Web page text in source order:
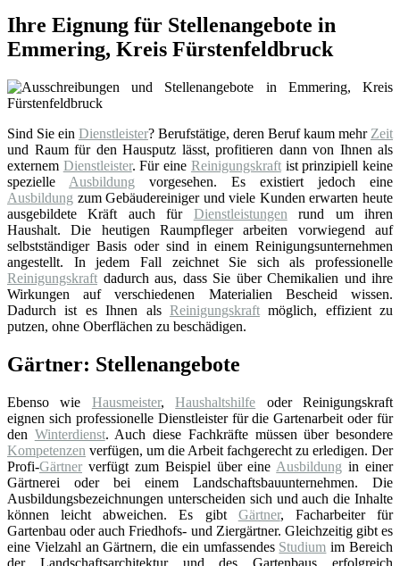
Ihre Eignung für Stellenangebote in
Emmering, Kreis Fürstenfeldbruck
Sind Sie ein Dienstleister? Berufstätige, deren Beruf kaum mehr Zeit
und Raum für den Hausputz lässt, profitieren dann von Ihnen als
externem Dienstleister. Für eine Reinigungskraftist prinzipiell keine
spezielle Ausbildung vorgesehen. Es existiert jedoch eine
Ausbildung zum Gebäudereiniger und viele Kunden erwarten heute
ausgebildete Kräft auch für Dienstleistungen rund um ihren
Haushalt. Die heutigen Raumpfleger arbeiten vorwiegend auf
selbstständiger Basis oder sind in einem Reinigungsunternehmen
angestellt. In jedem Fall zeichnet Sie sich als professionelle
Reinigungskraft dadurch aus, dass Sie über Chemikalien und ihre
Wirkungen auf verschiedenen Materialien Bescheid wissen.
Dadurch ist es Ihnen als Reinigungskraftmöglich, effizient zu
putzen, ohne Oberflächen zu beschädigen.
Gärtner: Stellenangebote
Ebenso wie Hausmeister,Haushaltshilfe oder Reinigungskraft
eignen sich professionelle Dienstleister für die Gartenarbeit oder für
den Winterdienst. Auch diese Fachkräfte müssen über besondere
Kompetenzen verfügen, um die Arbeit fachgerecht zu erledigen. Der
Profi-Gärtner verfügt zum Beispiel über eine Ausbildung in einer
Gärtnerei oder bei einem Landschaftsbauunternehmen. Die
Ausbildungsbezeichnungen unterscheiden sich und auch die Inhalte
können leicht abweichen. Es gibt Gärtner, Facharbeiter für
Gartenbau oder auch Friedhofs- und Ziergärtner. Gleichzeitig gibt es
eine Vielzahl an Gärtnern, die ein umfassendes Studium im Bereich
der Landschaftsarchitektur und des Gartenbaus erfolgreich